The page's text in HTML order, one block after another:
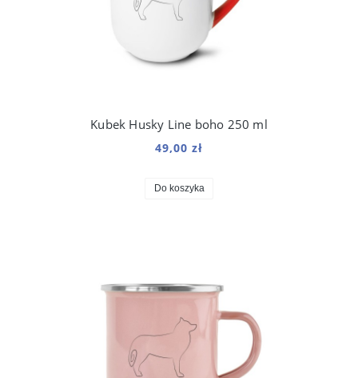
Kubek Husky Line boho 250 ml
49,00 zł
Do koszyka